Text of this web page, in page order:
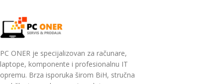
PC ONER je specijalizovan za računare,
laptope, komponente i profesionalnu IT
opremu. Brza isporuka širom BiH, stručna